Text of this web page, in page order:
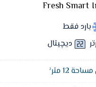
Fresh Smart
بارد فقط
ديچيتال
12 متر²